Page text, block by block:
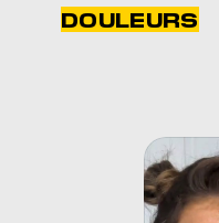
DOULEURS